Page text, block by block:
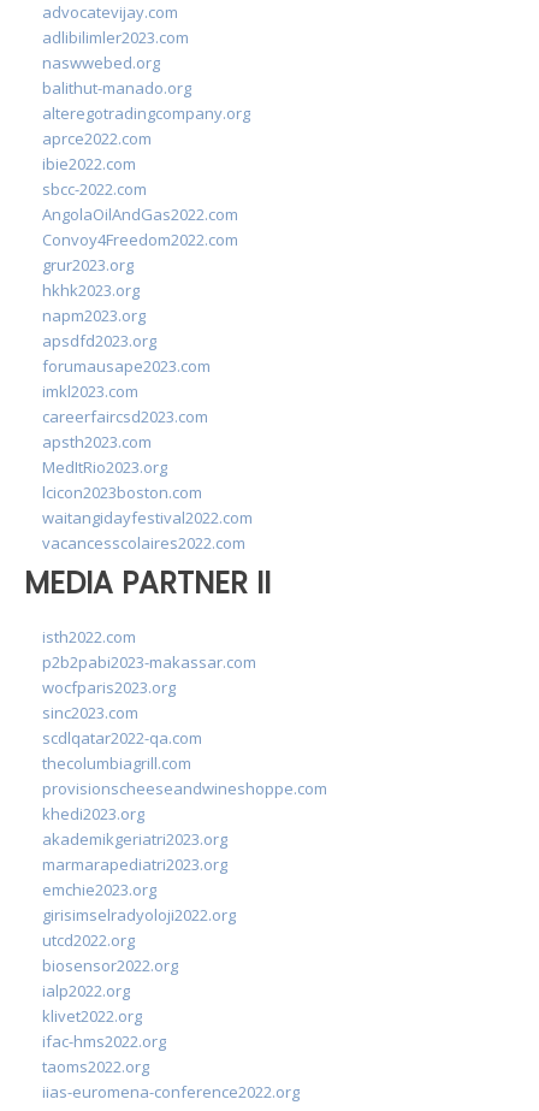
advocatevijay.com
adlibilimler2023.com
naswwebed.org
balithut-manado.org
alteregotradingcompany.org
aprce2022.com
ibie2022.com
sbcc-2022.com
AngolaOilAndGas2022.com
Convoy4Freedom2022.com
grur2023.org
hkhk2023.org
napm2023.org
apsdfd2023.org
forumausape2023.com
imkl2023.com
careerfaircsd2023.com
apsth2023.com
MedItRio2023.org
lcicon2023boston.com
waitangidayfestival2022.com
vacancesscolaires2022.com
MEDIA PARTNER II
isth2022.com
p2b2pabi2023-makassar.com
wocfparis2023.org
sinc2023.com
scdlqatar2022-qa.com
thecolumbiagrill.com
provisionscheeseandwineshoppe.com
khedi2023.org
akademikgeriatri2023.org
marmarapediatri2023.org
emchie2023.org
girisimselradyoloji2022.org
utcd2022.org
biosensor2022.org
ialp2022.org
klivet2022.org
ifac-hms2022.org
taoms2022.org
iias-euromena-conference2022.org